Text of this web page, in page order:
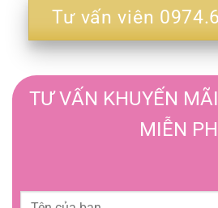
Tư vấn viên
TƯ VẤN KHUYẾN
MIỄN